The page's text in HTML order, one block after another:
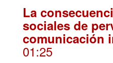
La
sociales de
comunicación
01:25